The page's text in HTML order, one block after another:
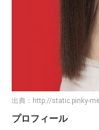
出典： http://static.pinky-
プロフィール